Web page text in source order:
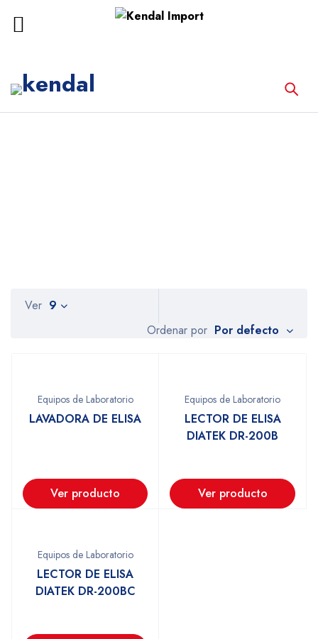
Ordenar por Por defecto
Ver 9
Equipos de Laboratorio
LAVADORA DE ELISA
Ver producto
Equipos de Laboratorio
LECTOR DE ELISA
DIATEK DR-200B
Ver producto
Equipos de Laboratorio
LECTOR DE ELISA
DIATEK DR-200BC